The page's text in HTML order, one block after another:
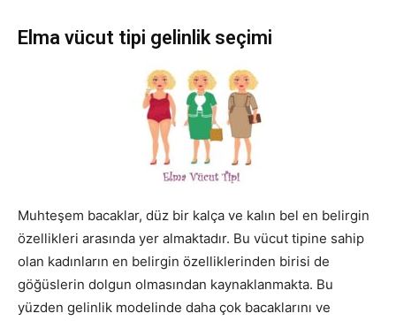
Elma vücut tipi gelinlik seçimi
Muhteşem bacaklar, düz bir kalça ve kalın bel en belirgin
özellikleri arasında yer almaktadır. Bu vücut tipine sahip
olan kadınların en belirgin özelliklerinden birisi de
göğüslerin dolgun olmasından kaynaklanmakta. Bu
yüzden gelinlik modelinde daha çok bacaklarını ve